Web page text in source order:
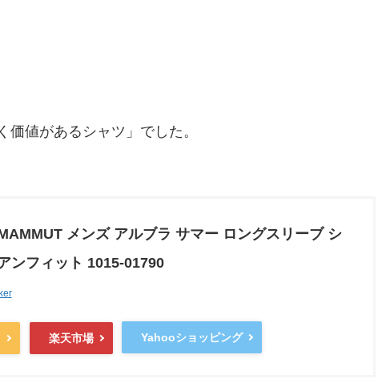
価値があるシャツ」でした。
メンズ アルブラ サマー ロングスリーブ シ
ンフィット 1015-01790
楽天市場 Yahooショッピング